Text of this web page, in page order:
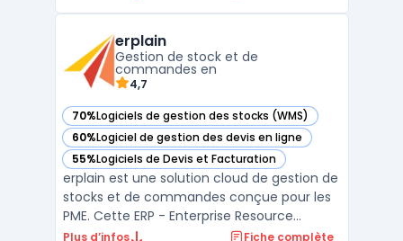
administratifs et la conformité légale. Avec
son interface intuitive, Oz ...
erplain
Gestion de stock et de
commandes en
4,7
70%Logiciels de gestion des stocks (WMS)
— voir erplain dans cette catégorie
60%Logiciel de gestion des devis en ligne
— voir erplain dans cette catégorie
55%Logiciels de Devis et Facturation
— voir erplain dans cette catégorie
erplain est une solution cloud de gestion de
stocks et de commandes conçue pour les
PME. Cette ERP - Enterprise Resource
Planning offre une interface intuitive ainsi
Plus d’infos Fiche complète